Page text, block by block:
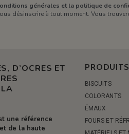
générales et la politique de
désinscrire à tout moment. Vous
D’OCRES ET
une référence
de la haute
PRODUITS
BISCUITS
COLORANTS
ÉMAUX
FOURS ET